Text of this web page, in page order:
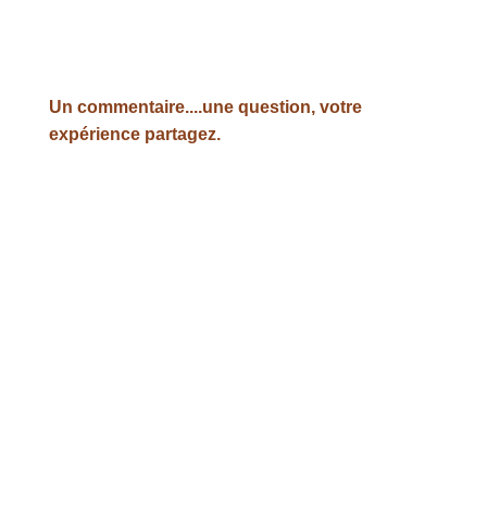
Un commentaire....une question, votre
expérience partagez.